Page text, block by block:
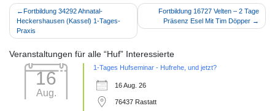
Beitragsnavigation
Fortbildung 34292 Ahnatal-
Heckershausen (Kassel) 1-Tages-
Praxis
Fortbildung 16727 Velten – 2 Tage
Präsenz Esel Mit Tim Döpper
Veranstaltungen für alle “Huf” Interessierte
16
Aug.
1-Tages Hufseminar - Hufrehe, und jetzt?
16 Aug. 26
76437 Rastatt